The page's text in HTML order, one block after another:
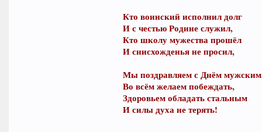
Кто воинский исполнил долг
И с честью Родине служил,
Кто школу мужества прошёл
И снисхожденья не просил,
Мы поздравляем с Днём
Во всём желаем побеждать,
Здоровьем обладать стальным
И силы духа не терять!